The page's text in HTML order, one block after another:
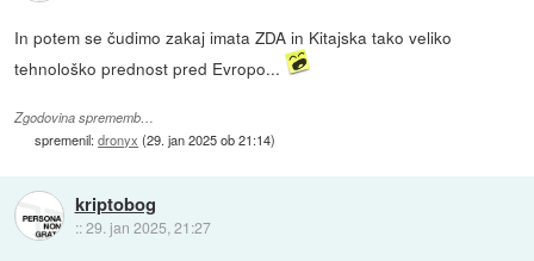
In potem se čudimo zakaj imata ZDA in Kitajska tako veliko
tehnološko prednost pred Evropo...
Zgodovina sprememb…
spremenil:dronyx (29. jan 2025 ob 21:14)
kriptobog
::29. jan 2025, 21:27